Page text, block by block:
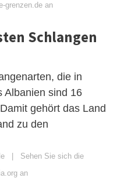
grenzen.de an
Schlangen
die in
Albanien sind 16
gehört das Land
zu den
Sehen Sie sich die
an